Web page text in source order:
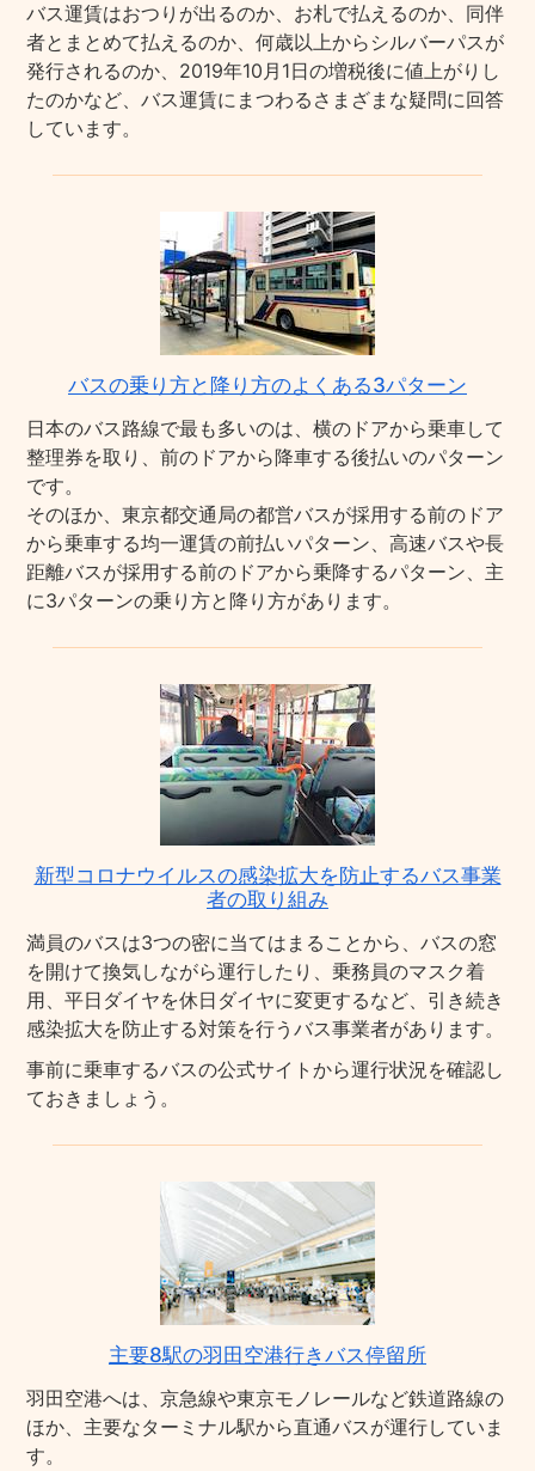
バス運賃はおつりが出るのか、お札で払えるのか、同伴
者とまとめて払えるのか、何歳以上からシルバーパスが
発行されるのか、2019年10月1日の増税後に値上がりし
たのかなど、バス運賃にまつわるさまざまな疑問に回答
しています。
バスの乗り方と降り方のよくある3パターン
日本のバス路線で最も多いのは、横のドアから乗車して
整理券を取り、前のドアから降車する後払いのパターン
です。
そのほか、東京都交通局の都営バスが採用する前のドア
から乗車する均一運賃の前払いパターン、高速バスや長
距離バスが採用する前のドアから乗降するパターン、主
に3パターンの乗り方と降り方があります。
新型コロナウイルスの感染拡大を防止するバス事業
者の取り組み
満員のバスは3つの密に当てはまることから、バスの窓
を開けて換気しながら運行したり、乗務員のマスク着
用、平日ダイヤを休日ダイヤに変更するなど、引き続き
感染拡大を防止する対策を行うバス事業者があります。
事前に乗車するバスの公式サイトから運行状況を確認し
ておきましょう。
主要8駅の羽田空港行きバス停留所
羽田空港へは、京急線や東京モノレールなど鉄道路線の
ほか、主要なターミナル駅から直通バスが運行していま
す。